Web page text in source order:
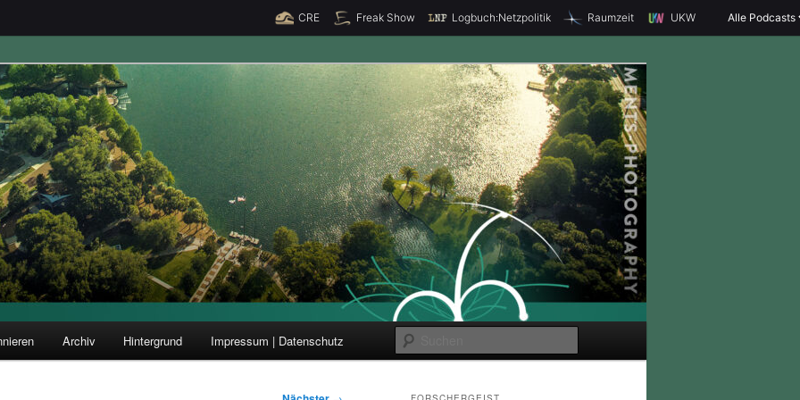
CRE Freak Show Logbuch:Netzpolitik Raumzeit UKW Alle Podcasts
und Forschung
u
Archiv Hintergrund Impressum | Datenschutz